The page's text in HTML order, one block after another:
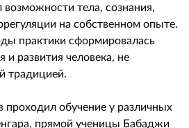
тела, сознания,
на собственном опыте.
практики сформировалась
и развития человека, не
традицией.
проходил обучение у различных
прямой ученицы Бабаджи